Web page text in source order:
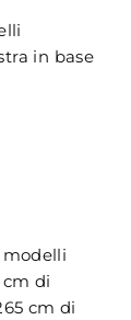
in base
modelli
cm di
cm di